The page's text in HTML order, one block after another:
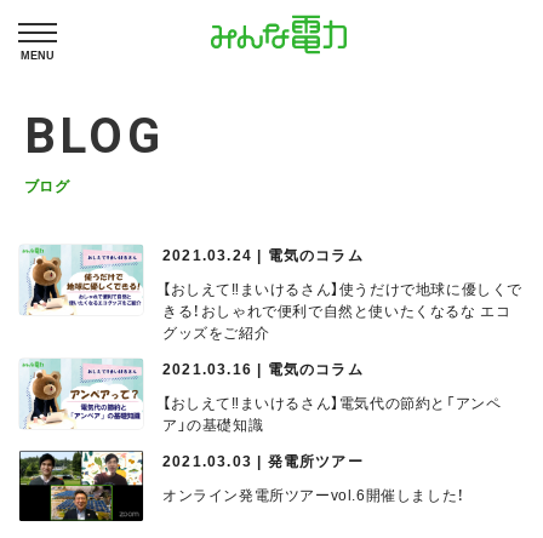
MENU
BLOG
ブログ
2021.03.24 | 電気のコラム
【おしえて‼まいけるさん】使うだけで地球に優しくで
きる！おしゃれで便利で自然と使いたくなるな エコ
グッズをご紹介
2021.03.16 | 電気のコラム
【おしえて‼まいけるさん】電気代の節約と「アンペ
ア」の基礎知識
2021.03.03 | 発電所ツアー
オンライン発電所ツアーvol.6開催しました！